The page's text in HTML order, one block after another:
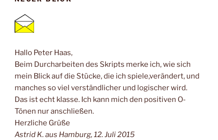
Hallo Peter Haas,
Beim Durcharbeiten des Skripts merke ich, wie sich
mein Blick auf die Stücke, die ich spiele,verändert, und
manches so viel verständlicher und logischer wird.
Das ist echt klasse. Ich kann mich den positiven O-
Tönen nur anschließen.
Herzliche Grüße
Astrid K. aus Hamburg, 12. Juli 2015